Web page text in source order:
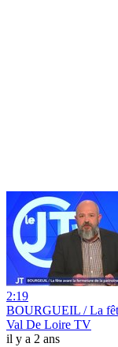
2:19
BOURGUEIL / La
Val De Loire TV
il y a 2 ans